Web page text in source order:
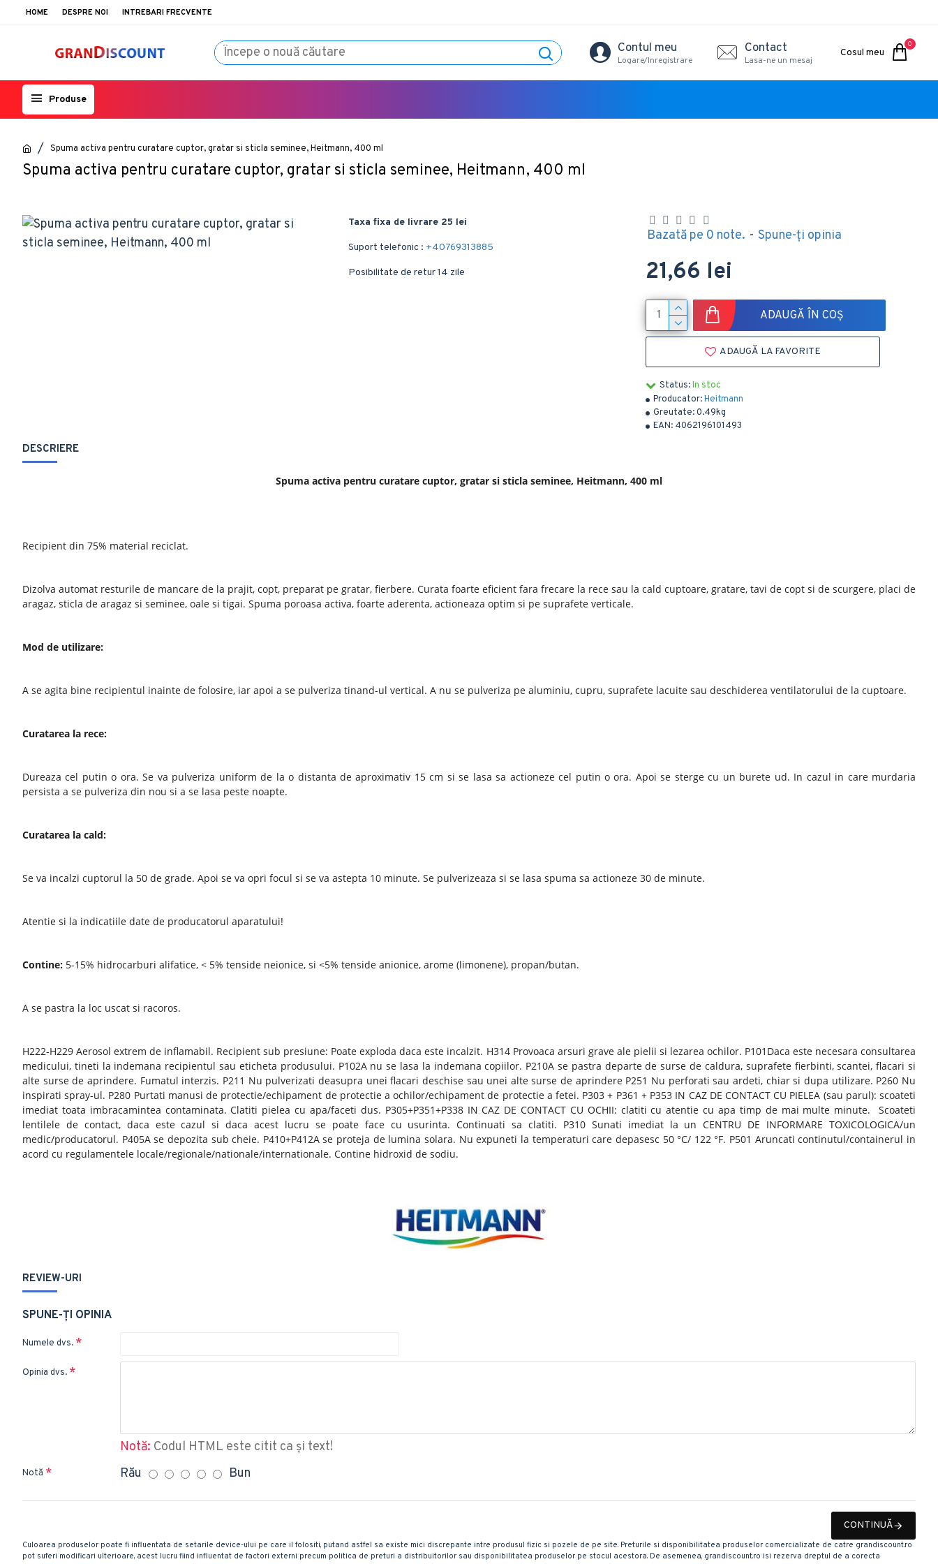
HOME DESPRE NOI INTREBARI FRECVENTE
Contul meu
Logare/Inregistrare
Contact
Lasa-ne un mesaj
Cosul meu
0
Produse
Spuma activa pentru curatare cuptor, gratar si sticla seminee, Heitmann, 400 ml
Spuma activa pentru curatare cuptor, gratar si sticla seminee, Heitmann, 400 ml
Taxa fixa de livrare 25 lei
Suport telefonic : +40769313885
Posibilitate de retur 14 zile
Status: In stoc
Producator: Heitmann
Greutate: 0.49kg
EAN: 4062196101493
Bazată pe 0 note. - Spune-ţi opinia
21,66 lei
ADAUGĂ ÎN COȘ
ADAUGĂ LA FAVORITE
DESCRIERE
Spuma activa pentru curatare cuptor, gratar si sticla seminee, Heitmann, 400 ml
Recipient din 75% material reciclat.
Dizolva automat resturile de mancare de la prajit, copt, preparat pe gratar, fierbere. Curata foarte eficient fara frecare la rece sau la cald cuptoare, gratare, tavi de copt si de scurgere, placi de
aragaz, sticla de aragaz si seminee, oale si tigai. Spuma poroasa activa, foarte aderenta, actioneaza optim si pe suprafete verticale.
Mod de utilizare:
A se agita bine recipientul inainte de folosire, iar apoi a se pulveriza tinand-ul vertical. A nu se pulveriza pe aluminiu, cupru, suprafete lacuite sau deschiderea ventilatorului de la cuptoare.
Curatarea la rece:
Dureaza cel putin o ora. Se va pulveriza uniform de la o distanta de aproximativ 15 cm si se lasa sa actioneze cel putin o ora. Apoi se sterge cu un burete ud. In cazul in care murdaria
persista a se pulveriza din nou si a se lasa peste noapte.
Curatarea la cald:
Se va incalzi cuptorul la 50 de grade. Apoi se va opri focul si se va astepta 10 minute. Se pulverizeaza si se lasa spuma sa actioneze 30 de minute.
Atentie si la indicatiile date de producatorul aparatului!
Contine: 5-15% hidrocarburi alifatice, < 5% tenside neionice, si <5% tenside anionice, arome (limonene), propan/butan.
A se pastra la loc uscat si racoros.
H222-H229 Aerosol extrem de inflamabil. Recipient sub presiune: Poate exploda daca este incalzit. H314 Provoaca arsuri grave ale pielii si lezarea ochilor. P101Daca este necesara consultarea
medicului, tineti la indemana recipientul sau eticheta produsului. P102A nu se lasa la indemana copiilor. P210A se pastra departe de surse de caldura, suprafete fierbinti, scantei, flacari si
alte surse de aprindere. Fumatul interzis. P211 Nu pulverizati deasupra unei flacari deschise sau unei alte surse de aprindere P251 Nu perforati sau ardeti, chiar si dupa utilizare. P260 Nu
inspirati spray-ul. P280 Purtati manusi de protectie/echipament de protectie a ochilor/echipament de protectie a fetei. P303 + P361 + P353 IN CAZ DE CONTACT CU PIELEA (sau parul): scoateti
imediat toata imbracamintea contaminata. Clatiti pielea cu apa/faceti dus. P305+P351+P338 IN CAZ DE CONTACT CU OCHII: clatiti cu atentie cu apa timp de mai multe minute. Scoateti
lentilele de contact, daca este cazul si daca acest lucru se poate face cu usurinta. Continuati sa clatiti. P310 Sunati imediat la un CENTRU DE INFORMARE TOXICOLOGICA/un
medic/producatorul. P405A se depozita sub cheie. P410+P412A se proteja de lumina solara. Nu expuneti la temperaturi care depasesc 50 °C/ 122 °F. P501 Aruncati continutul/containerul in
acord cu regulamentele locale/regionale/nationale/internationale. Contine hidroxid de sodiu.
REVIEW-URI
SPUNE-ŢI OPINIA
Numele dvs.
Opinia dvs.
Notă: Codul HTML este citit ca şi text!
Notă Rău Bun
CONTINUĂ
Culoarea produselor poate fi influentata de setarile device-ului pe care il folositi, putand astfel sa existe mici discrepante intre produsul fizic si pozele de pe site. Preturile si disponibilitatea produselor comercializate de catre grandiscount.ro
pot suferi modificari ulterioare, acest lucru fiind influentat de factori externi precum politica de preturi a distribuitorilor sau disponibilitatea produselor pe stocul acestora. De asemenea, grandiscount.ro isi rezerva dreptul de a corecta